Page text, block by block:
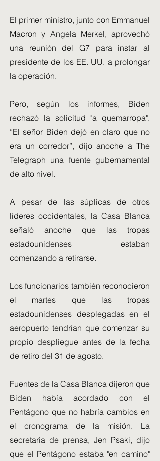
El primer ministro, junto con Emmanuel
Macron y Angela Merkel, aprovechó
una reunión del G7 para instar al
presidente de los EE. UU. a prolongar
la operación.
Pero, según los informes, Biden
rechazó la solicitud "a quemarropa".
“El señor Biden dejó en claro que no
era un corredor”, dijo anoche a The
Telegraph una fuente gubernamental
de alto nivel.
A pesar de las súplicas de otros
líderes occidentales, la Casa Blanca
señaló anoche que las tropas
estadounidenses estaban
comenzando a retirarse.
Los funcionarios también reconocieron
el martes que las tropas
estadounidenses desplegadas en el
aeropuerto tendrían que comenzar su
propio despliegue antes de la fecha
de retiro del 31 de agosto.
Fuentes de la Casa Blanca dijeron que
Biden había acordado con el
Pentágono que no habría cambios en
el cronograma de la misión. La
secretaria de prensa, Jen Psaki, dijo
que el Pentágono estaba "en camino"